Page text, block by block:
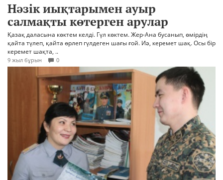
Нәзік иықтарымен ауыр
салмақты көтерген арулар
Қазақ даласына көктем келді. Гүл көктем. Жер-Ана бусанып, өмірдің
қайта түлеп, қайта өрлеп гүлдеген шағы ғой. Иә, керемет шақ. Осы бір
керемет шақта, ..
9 жыл бұрын 0